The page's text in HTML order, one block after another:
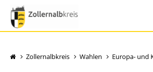
Zollernalbkreis Wahlen Europa- und